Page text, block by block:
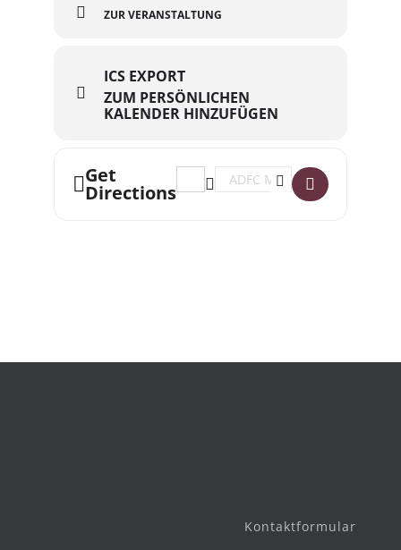
ZUR VERANSTALTUNG
ICS EXPORT
ZUM PERSÖNLICHEN
KALENDER HINZUFÜGEN
Get
Directions
Address - Fahrradstammtisch []
Destination Address -
Kontaktformular